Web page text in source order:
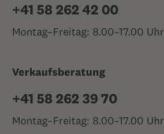
+41 58 262 42 00
Montag–Freitag: 8.00–17.00 Uhr
Verkaufsberatung
+41 58 262 39 70
Montag–Freitag: 8.00–17.00 Uhr